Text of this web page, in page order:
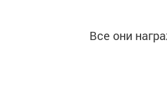
Все они